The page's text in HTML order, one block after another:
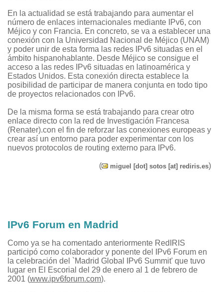
En la actualidad se está trabajando para aumentar el
número de enlaces internacionales mediante IPv6, con
Méjico y con Francia. En concreto, se va a establecer una
conexión con la Universidad Nacional de Méjico (UNAM)
y poder unir de esta forma las redes IPv6 situadas en el
ámbito hispanohablante. Desde Méjico se consigue el
acceso a las redes IPv6 situadas en latinoamérica y
Estados Unidos. Esta conexión directa establece la
posibilidad de participar de manera conjunta en todo tipo
de proyectos relacionados con IPv6.
De la misma forma se está trabajando para crear otro
enlace directo con la red de Investigación Francesa
(Renater).con el fin de reforzar las conexiones europeas y
crear así un entorno para poder experimentar con los
nuevos protocolos de routing externo para IPv6.
( miguel [dot] sotos [at] rediris.es)
IPv6 Forum en Madrid
Como ya se ha comentado anteriormente RedIRIS
participó como colaborador y ponente del IPv6 Forum en
la celebración del `Madrid Global IPv6 Summit' que tuvo
lugar en El Escorial del 29 de enero al 1 de febrero de
2001 (www.ipv6forum.com).